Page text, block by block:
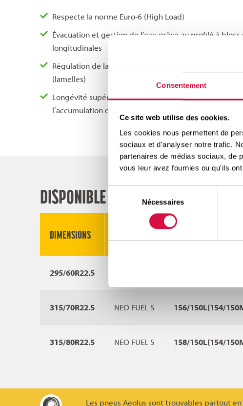
Consentement
Ce site web utilise des cookies.
Les cookies nous permettent de
sociaux et d'analyser notre trafic.
partenaires de médias sociaux, de
vous leur avez fournies ou qu'ils
consentement
Nécessaires
Respecte la norme Euro-6 (High Load)
Évacuation et gestion de l’eau grâce au profilé à
longitudinales
Régulation de la température à vitesse élevée grâce
(lamelles)
Longévité supérieure grâce à un profil asymétrique en
l’accumulation de pierres
DISPONIBLE DANS CES TAILLES
DIMENSIONS
295/60R22.5
315/70R22.5 NEO FUEL S 156/150L(154/
315/80R22.5 NEO FUEL S 158/150L(154/
Les pneus Aeolus sont trouvables partout